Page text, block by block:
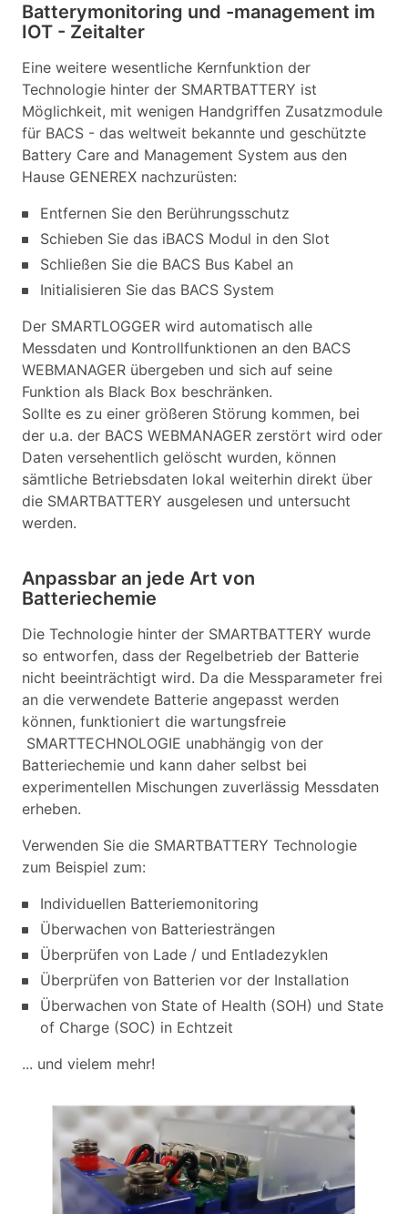
Batterymonitoring und -management im
IOT - Zeitalter
Eine weitere wesentliche Kernfunktion der
Technologie hinter der SMARTBATTERY ist
Möglichkeit, mit wenigen Handgriffen Zusatzmodule
für BACS - das weltweit bekannte und geschützte
Battery Care and Management System aus den
Hause GENEREX nachzurüsten:
Entfernen Sie den Berührungsschutz
Schieben Sie das iBACS Modul in den Slot
Schließen Sie die BACS Bus Kabel an
Initialisieren Sie das BACS System
Der SMARTLOGGER wird automatisch alle
Messdaten und Kontrollfunktionen an den BACS
WEBMANAGER übergeben und sich auf seine
Funktion als Black Box beschränken.
Sollte es zu einer größeren Störung kommen, bei
der u.a. der BACS WEBMANAGER zerstört wird oder
Daten versehentlich gelöscht wurden, können
sämtliche Betriebsdaten lokal weiterhin direkt über
die SMARTBATTERY ausgelesen und untersucht
werden.
Anpassbar an jede Art von
Batteriechemie
Die Technologie hinter der SMARTBATTERY wurde
so entworfen, dass der Regelbetrieb der Batterie
nicht beeinträchtigt wird. Da die Messparameter frei
an die verwendete Batterie angepasst werden
können, funktioniert die wartungsfreie
SMARTTECHNOLOGIE unabhängig von der
Batteriechemie und kann daher selbst bei
experimentellen Mischungen zuverlässig Messdaten
erheben.
Verwenden Sie die SMARTBATTERY Technologie
zum Beispiel zum:
Individuellen Batteriemonitoring
Überwachen von Batteriesträngen
Überprüfen von Lade / und Entladezyklen
Überprüfen von Batterien vor der Installation
Überwachen von State of Health (SOH) und State
of Charge (SOC) in Echtzeit
... und vielem mehr!